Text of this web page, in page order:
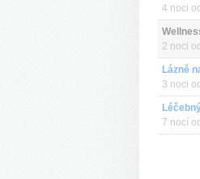
4 noci od
2 noci od
Lázně
3 noci od
7 nocí od